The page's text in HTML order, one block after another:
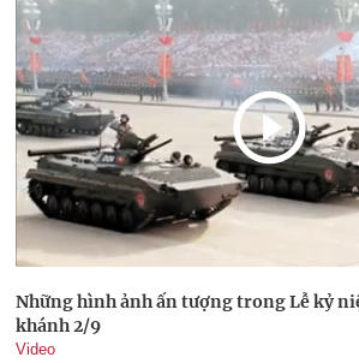
Những hình ảnh ấn tượng trong Lễ kỷ
khánh 2/9
Video